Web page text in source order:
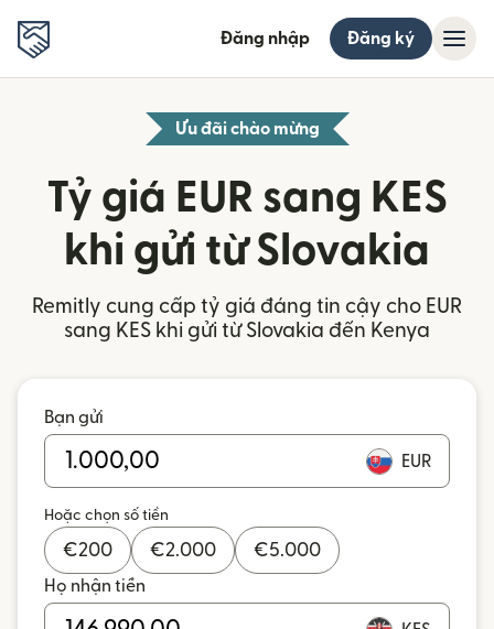
Đăng nhập Đăng ký
Ưu đãi chào mừng
Tỷ giá EUR sang KES
khi gửi từ Slovakia
Remitly cung cấp tỷ giá đáng tin cậy cho EUR
sang KES khi gửi từ Slovakia đến Kenya
Bạn gửi
EUR
Hoặc chọn số tiền
€200 €2.000 €5.000
Họ nhận tiền